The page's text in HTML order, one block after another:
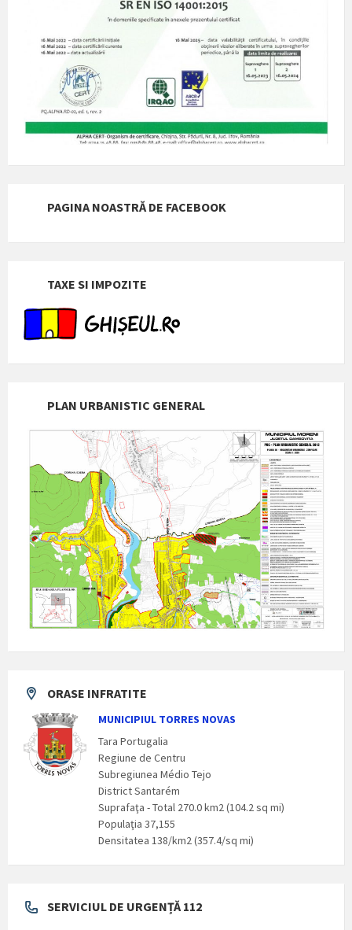
PAGINA NOASTRĂ DE FACEBOOK
TAXE SI IMPOZITE
PLAN URBANISTIC GENERAL
ORASE INFRATITE
MUNICIPIUL TORRES NOVAS
Tara Portugalia
Regiune de Centru
Subregiunea Médio Tejo
District Santarém
Suprafaţa - Total 270.0 km2 (104.2 sq mi)
Populaţia 37,155
Densitatea 138/km2 (357.4/sq mi)
SERVICIUL DE URGENȚĂ 112